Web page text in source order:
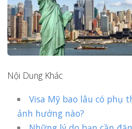
Nội Dung Khác
Visa Mỹ bao lâu có phụ
ảnh hưởng nào?